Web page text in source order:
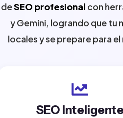
deSEO profesional con
y Gemini, logrando que tu
locales y se prepare para el
SEO Inteligente